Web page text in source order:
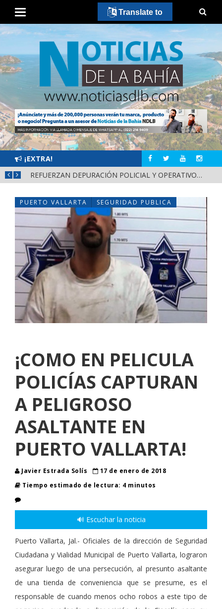
¡EXTRA!
REFUERZAN DEPURACIÓN POLICIAL Y OPERATIVOS EN FRONTERAS DE NAYARIT
PUERTO VALLARTA SEGURIDAD PUBLICA
¡COMO EN PELICULA
POLICÍAS CAPTURAN
A PELIGROSO
ASALTANTE EN
PUERTO VALLARTA!
Javier Estrada Solís
17 de enero de 2018
Tiempo estimado de lectura: 4 minutos
🔊 Escuchar la noticia
Puerto Vallarta, Jal.- Oficiales de la dirección de Seguridad
Ciudadana y Vialidad Municipal de Puerto Vallarta, lograron
asegurar luego de una persecución, al presunto asaltante
de una tienda de conveniencia que se presume, es el
responsable de cuando menos ocho robos a este tipo de
Translate to